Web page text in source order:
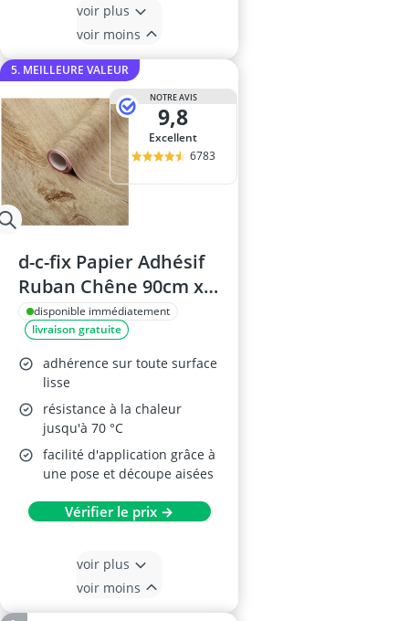
voir plus
voir moins
5. MEILLEURE VALEUR
NOTRE AVIS
9,8
Excellent
6783
d-c-fix Papier Adhésif
Ruban Chêne 90cm x
2,1m
disponible immédiatement
livraison gratuite
adhérence sur toute surface
lisse
résistance à la chaleur
jusqu'à 70 °C
facilité d'application grâce à
une pose et découpe aisées
Vérifier le prix →
voir plus
voir moins